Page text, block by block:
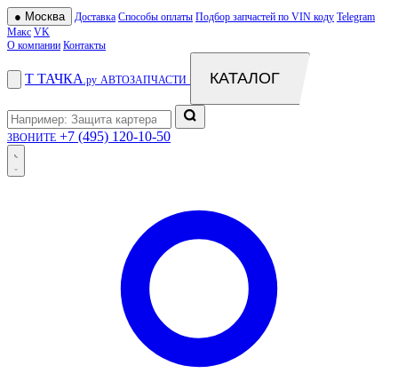
● Москва Доставка Способы оплаты Подбор запчастей по VIN коду Telegram
Макс VK
О компании Контакты
Т ТАЧКА .ру АВТОЗАПЧАСТИ КАТАЛОГ
ЗВОНИТЕ +7 (495) 120-10-50